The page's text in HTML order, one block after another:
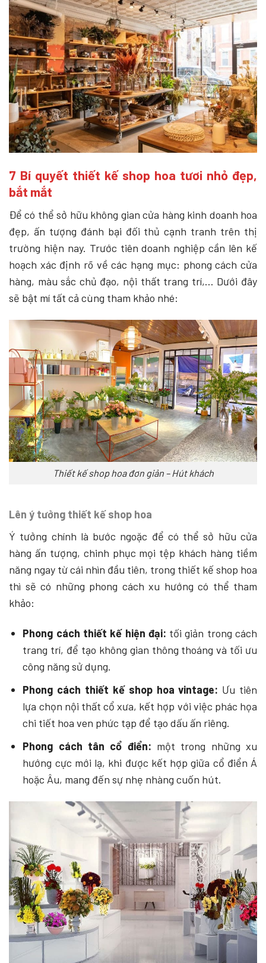
7 Bí quyết thiết kế shop hoa tươi nhỏ đẹp,
bắt mắt
Để có thể sở hữu không gian cửa hàng kinh doanh hoa
đẹp, ấn tượng đánh bại đối thủ cạnh tranh trên thị
trường hiện nay. Trước tiên doanh nghiệp cần lên kế
hoạch xác định rõ về các hạng mục: phong cách cửa
hàng, màu sắc chủ đạo, nội thất trang trí,… Dưới đây
sẽ bật mí tất cả cùng tham khảo nhé:
Thiết kế shop hoa đơn giản – Hút khách
Lên ý tưởng thiết kế shop hoa
Ý tưởng chính là bước ngoặc để có thể sở hữu cửa
hàng ấn tượng, chinh phục mọi tệp khách hàng tiềm
năng ngay từ cái nhìn đầu tiên, trong thiết kế shop hoa
thì sẽ có những phong cách xu hướng có thể tham
khảo:
Phong cách thiết kế hiện đại: tối giản trong cách
trang trí, để tạo không gian thông thoáng và tối ưu
công năng sử dụng.
Phong cách thiết kế shop hoa vintage: Ưu tiên
lựa chọn nội thất cổ xưa, kết hợp với việc phác họa
chi tiết hoa ven phức tạp để tạo dấu ấn riêng.
Phong cách tân cổ điển: một trong những xu
hướng cực mới lạ, khi được kết hợp giữa cổ điển Á
hoặc Âu, mang đến sự nhẹ nhàng cuốn hút.